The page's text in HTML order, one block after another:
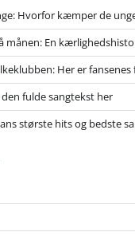
Hvorfor kæmper de
månen: En
Her er
den fulde sangtekst her
største hits og bedste